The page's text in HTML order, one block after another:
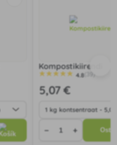
Kompostikiirendi
4.8 (39)
5,07 €
− +